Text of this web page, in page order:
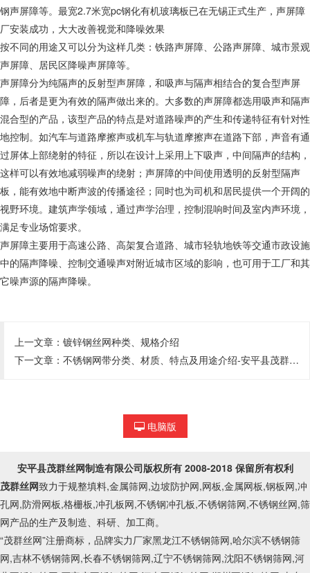
钢声屏障等。最宽2.7米宽pc钢化有机玻璃板已在无锡正式生产，声屏障
厂安装成功，大大改善视觉和降噪效果
按不同的用途又可以分为这样几类：铁路声屏障、公路声屏障、城市景观
声屏障、居民区降噪声屏障等。
声屏障分为纯隔声的反射型声屏障，和吸声与隔声相结合的复合型声屏
障，后者是更为有效的隔声做出来的。大多数的声屏障都选用吸声和隔声
混合型的产品，该型产品的特点是对道路噪声的产生和传递特征有针对性
地控制。如汽车与道路摩擦声或机车与轨道摩擦声在道路下部，声音有通
过屏体上部绕射的特征，所以在设计上采用上下吸声，中间隔声的结构，
这样可以有效地减弱噪声的绕射；声屏障的中间使用透明的反射型隔声
板，能有效地中断声波的传播途径；同时也为司机和居民提供一个开阔的
视野环境。建筑声学领域，通过声学治理，控制混响时间及室内声环境，
满足专业场馆要求。
声屏障主要用于高速公路、高架复合道路、城市轻轨地铁等交通市政设施
中的隔声降噪、控制交通噪声对附近城市区域的影响，也可用于工厂和其
它噪声源的隔声降噪。
上一文章： 镀锌钢丝网种类、规格介绍
下一文章： 不锈钢网带分类、材质、特点及用途介绍-安平县茂群丝网制造有限公司【电话:17331454446】
电脑版
安平县茂群丝网制造有限公司版权所有 2008-2018 保留所有权利
茂群丝网致力于规整填料,金属筛网,边坡防护网,网板,金属网板,钢板网,冲
孔网,防滑网板,格栅板,冲孔板网,不锈钢冲孔板,不锈钢筛网,不锈钢丝网,筛
网产品的生产及制造、科研、加工商。
“茂群丝网”注册商标，品牌实力厂家黑龙江不锈钢筛网,哈尔滨不锈钢筛
网,吉林不锈钢筛网,长春不锈钢筛网,辽宁不锈钢筛网,沈阳不锈钢筛网,河